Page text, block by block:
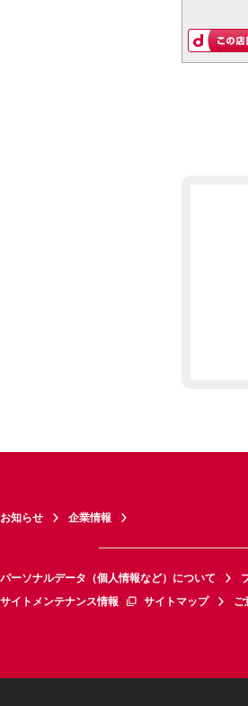
お知らせ 企業情報
パーソナルデータ（個人情報など）について
サイトメンテナンス情報
サイトマップ ご